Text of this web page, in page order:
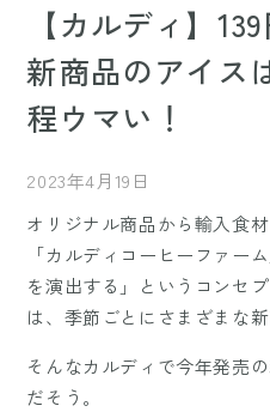
【カルディ】
新商品のアイス
程ウマい！
2023年4月19日
オリジナル商品から輸入食
「カルディコーヒーファー
を演出する」というコンセ
は、季節ごとにさまざまな
そんなカルディで今年発売
だそう。